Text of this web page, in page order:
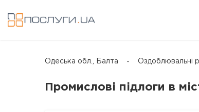
Одеська обл., Балта Оздоблювальні
Промислові підлоги в